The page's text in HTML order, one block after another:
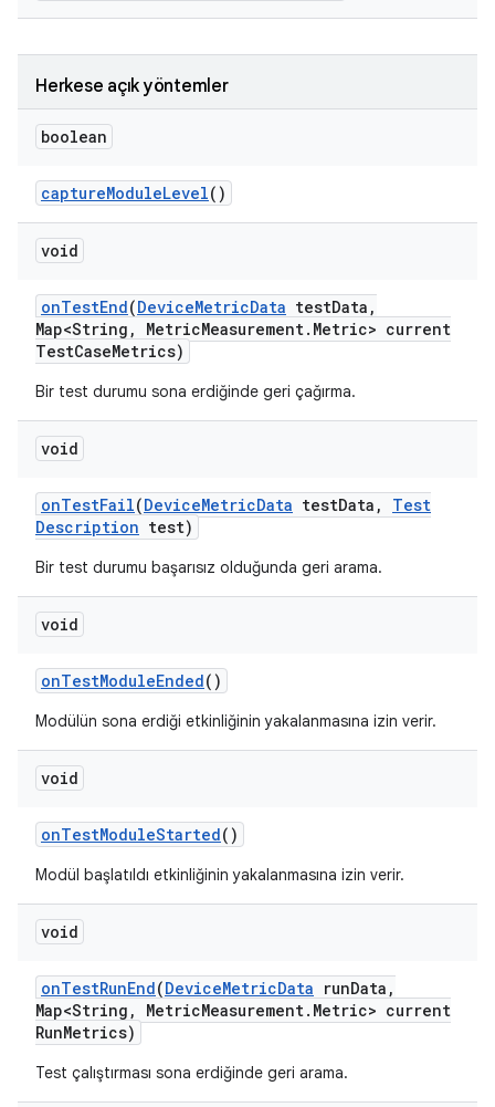
Herkese açık yöntemler
boolean
captureModuleLevel()
void
onTestEnd(DeviceMetricData testData ,
Map<String , MetricMeasurement. Metric> current
TestCaseMetrics)
Bir test durumu sona erdiğinde geri çağırma.
void
onTestFail(DeviceMetricData testData ,
Test
Description test)
Bir test durumu başarısız olduğunda geri arama.
void
onTestModuleEnded()
Modülün sona erdiği etkinliğinin yakalanmasına izin verir.
void
onTestModuleStarted()
Modül başlatıldı etkinliğinin yakalanmasına izin verir.
void
onTestRunEnd(DeviceMetricData runData ,
Map<String , MetricMeasurement. Metric> current
RunMetrics)
Test çalıştırması sona erdiğinde geri arama.